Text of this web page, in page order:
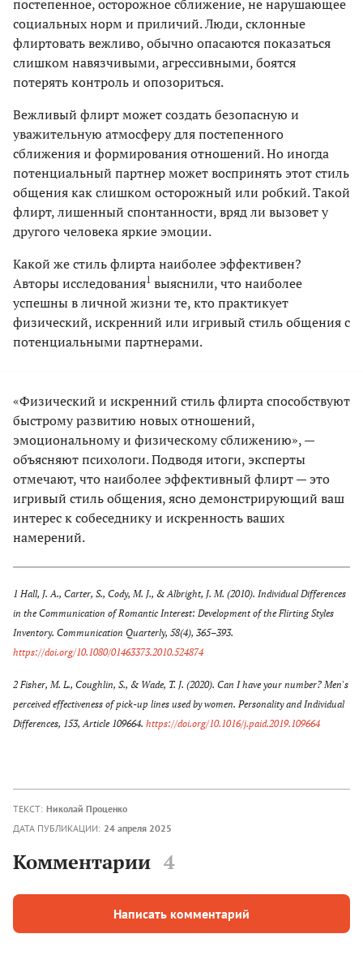
постепенное, осторожное сближение, не нарушающее
социальных норм и приличий. Люди, склонные
флиртовать вежливо, обычно опасаются показаться
слишком навязчивыми, агрессивными, боятся
потерять контроль и опозориться.
Вежливый флирт может создать безопасную и
уважительную атмосферу для постепенного
сближения и формирования отношений. Но иногда
потенциальный партнер может воспринять этот стиль
общения как слишком осторожный или робкий. Такой
флирт, лишенный спонтанности, вряд ли вызовет у
другого человека яркие эмоции.
Какой же стиль флирта наиболее эффективен?
Авторы исследования1 выяснили, что наиболее
успешны в личной жизни те, кто практикует
физический, искренний или игривый стиль общения с
потенциальными партнерами.
«Физический и искренний стиль флирта способствуют
быстрому развитию новых отношений,
эмоциональному и физическому сближению», —
объясняют психологи. Подводя итоги, эксперты
отмечают, что наиболее эффективный флирт — это
игривый стиль общения, ясно демонстрирующий ваш
интерес к собеседнику и искренность ваших
намерений.
1 Hall, J. A., Carter, S., Cody, M. J., & Albright, J. M. (2010). Individual Differences
in the Communication of Romantic Interest: Development of the Flirting Styles
Inventory. Communication Quarterly, 58(4), 365–393.
https://doi.org/10.1080/01463373.2010.524874
2 Fisher, M. L., Coughlin, S., & Wade, T. J. (2020). Can I have your number? Men's
perceived effectiveness of pick-up lines used by women. Personality and Individual
Differences, 153, Article 109664. https://doi.org/10.1016/j.paid.2019.109664
ТЕКСТ: Николай Проценко
ДАТА ПУБЛИКАЦИИ: 24 апреля 2025
Комментарии 4
Написать комментарий